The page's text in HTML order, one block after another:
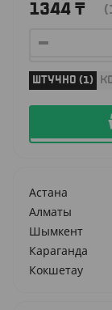
1344 ₸
ШТУЧНО (1)
Астана
Алматы
Шымкент
Караганда
Кокшетау